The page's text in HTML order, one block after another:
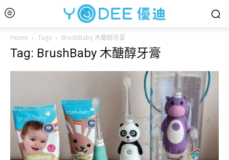
Home Tags BrushBaby 木醣醇牙膏
Tag: BrushBaby 木醣醇牙膏